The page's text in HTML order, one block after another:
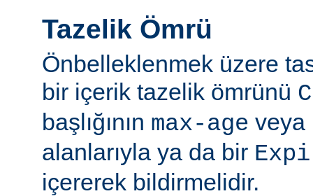
Tazelik Ömrü
Önbelleklenmek üzere
bir içerik tazelik ömrünü
başlığının max-age veya
alanlarıyla ya da bir
içererek bildirmelidir.